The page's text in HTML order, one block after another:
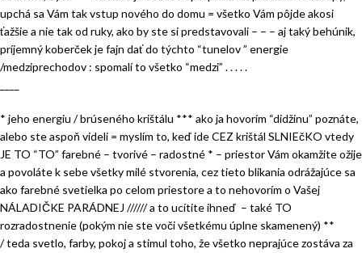
upchá sa Vám tak vstup nového do domu = všetko Vám pôjde akosi
ťažšie a nie tak od ruky, ako by ste si predstavovali – – – aj taký behúnik,
príjemný koberček je fajn dať do týchto “tunelov ” energie
/medziprechodov : spomalí to všetko “medzi” . . . . .
* jeho energiu / brúseného krištálu *** ako ja hovorím “didžinu” poznáte,
alebo ste aspoň videli = myslím to, keď ide CEZ krištál SLNIEčKO vtedy
JE TO “TO” farebné – tvorivé – radostné * – priestor Vám okamžite ožije
a povoláte k sebe všetky milé stvorenia, cez tieto blikania odrážajúce sa
ako farebné svetielka po celom priestore a to nehovorím o Vašej
NÁLADIČKE PARÁDNEJ ////// a to ucítite ihneď – také TO
rozradostnenie (pokým nie ste voči všetkému úplne skamenený) **
/ teda svetlo, farby, pokoj a stimul toho, že všetko neprajúce zostáva za